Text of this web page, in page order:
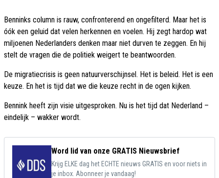
Benninks column is rauw, confronterend en ongefilterd. Maar het is
óók een geluid dat velen herkennen en voelen. Hij zegt hardop wat
miljoenen Nederlanders denken maar niet durven te zeggen. En hij
stelt de vragen die de politiek weigert te beantwoorden.
De migratiecrisis is geen natuurverschijnsel. Het is beleid. Het is een
keuze. En het is tijd dat we die keuze recht in de ogen kijken.
Bennink heeft zijn visie uitgesproken. Nu is het tijd dat Nederland –
eindelijk – wakker wordt.
Word lid van onze GRATIS Nieuwsbrief
Krijg ELKE dag het ECHTE nieuws GRATIS en voor niets in
je inbox. Abonneer je vandaag!